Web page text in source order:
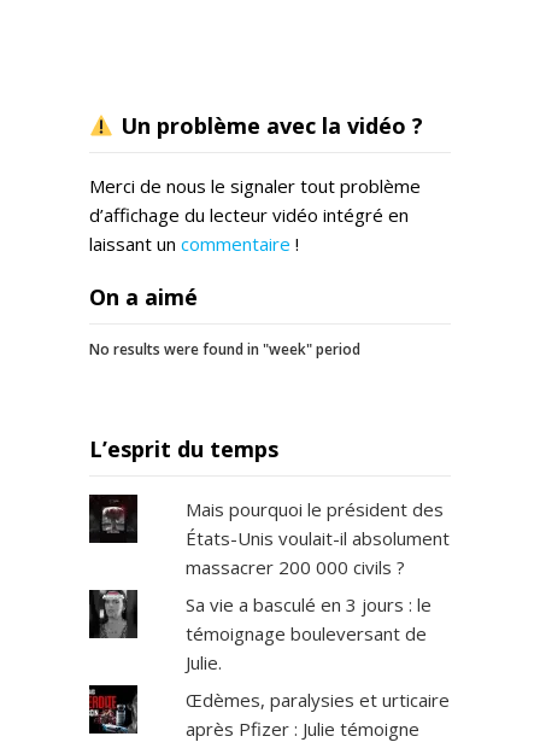
Un problème avec la vidéo ?
Merci de nous le signaler tout problème
d’affichage du lecteur vidéo intégré en
laissant un commentaire !
On a aimé
No results were found in "week" period
L’esprit du temps
Mais pourquoi le président des
États-Unis voulait-il absolument
massacrer 200 000 civils ?
Sa vie a basculé en 3 jours : le
témoignage bouleversant de
Julie.
Œdèmes, paralysies et urticaire
après Pfizer : Julie témoigne